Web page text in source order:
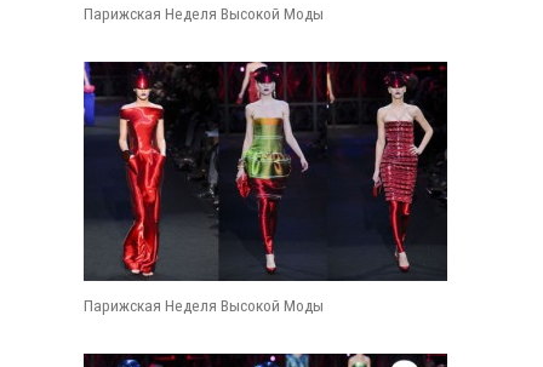
Парижская Неделя Высокой Моды
Парижская Неделя Высокой Моды